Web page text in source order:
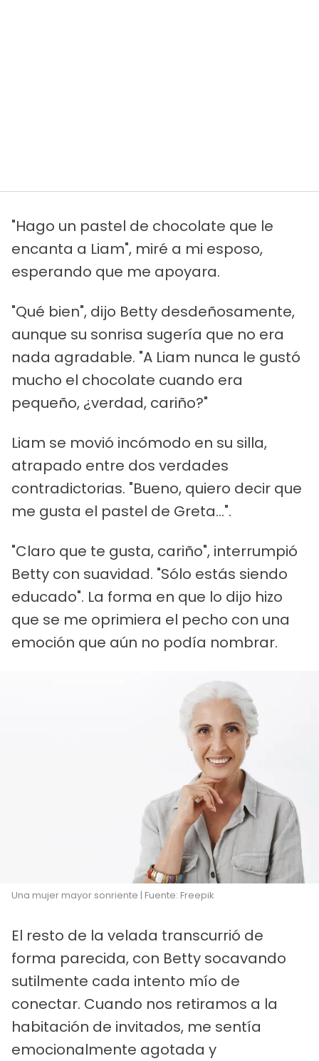
"Hago un pastel de chocolate que le
encanta a Liam", miré a mi esposo,
esperando que me apoyara.
"Qué bien", dijo Betty desdeñosamente,
aunque su sonrisa sugería que no era
nada agradable. "A Liam nunca le gustó
mucho el chocolate cuando era
pequeño, ¿verdad, cariño?"
Liam se movió incómodo en su silla,
atrapado entre dos verdades
contradictorias. "Bueno, quiero decir que
me gusta el pastel de Greta...".
"Claro que te gusta, cariño", interrumpió
Betty con suavidad. "Sólo estás siendo
educado". La forma en que lo dijo hizo
que se me oprimiera el pecho con una
emoción que aún no podía nombrar.
Una mujer mayor sonriente | Fuente: Freepik
El resto de la velada transcurrió de
forma parecida, con Betty socavando
sutilmente cada intento mío de
conectar. Cuando nos retiramos a la
habitación de invitados, me sentía
emocionalmente agotada y